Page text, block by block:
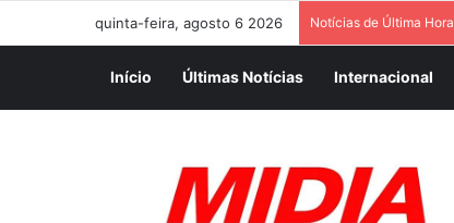
quinta-feira, agosto 6 2026 Notícias de Última Hora
Início Últimas Notícias Internacional